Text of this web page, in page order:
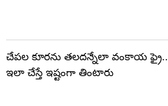
చేపల కూరను తలదన్నేలా వంకాయ ఫ్రై..
ఇలా చేస్తే ఇష్టంగా తింటారు